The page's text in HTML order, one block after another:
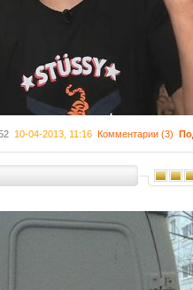
10-04-2013, 11:16 Комментарии (3)